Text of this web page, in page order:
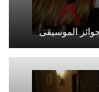
الموسيقى